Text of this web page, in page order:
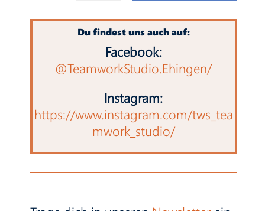
Du findest uns auch auf:
Facebook:
@TeamworkStudio.Ehingen/
Instagram:
https://www.instagram.com/tws_tea
mwork_studio/